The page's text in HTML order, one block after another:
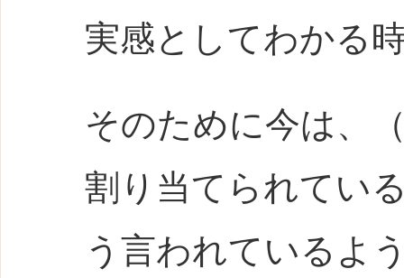
実感としてわかる
そのために今は、
割り当てられてい
う言われているよ